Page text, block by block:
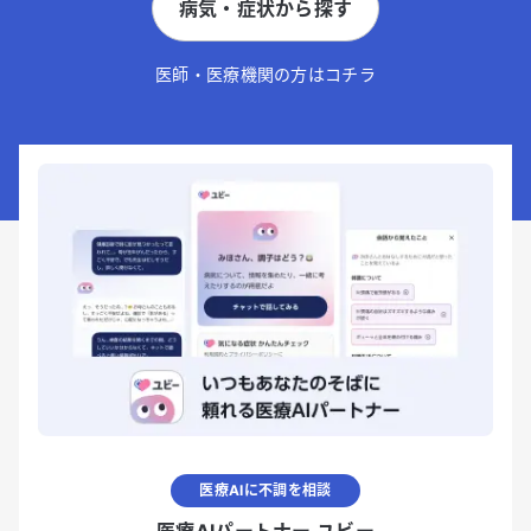
病気・症状から探す
医師・医療機関の方はコチラ
医療AIに不調を相談